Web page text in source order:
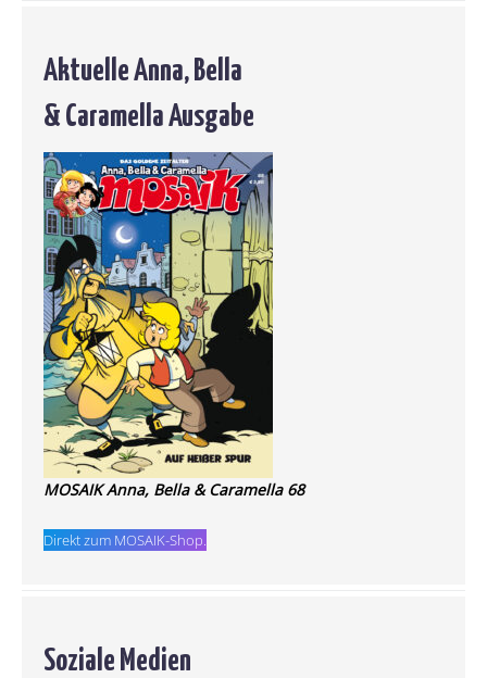
Aktuelle Anna, Bella
& Caramella Ausgabe
MOSAIK Anna, Bella & Caramella 68
Direkt zum MOSAIK-Shop.
Soziale Medien